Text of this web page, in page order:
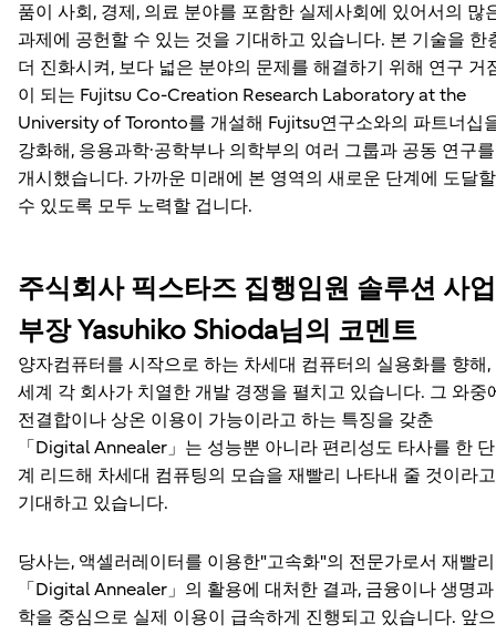
품이 사회, 경제, 의료 분야를 포함한 실제사회에 있어서의 많
과제에 공헌할 수 있는 것을 기대하고 있습니다. 본 기술을 한
더 진화시켜, 보다 넓은 분야의 문제를 해결하기 위해 연구 거
이 되는 Fujitsu Co-Creation Research Laboratory at the
University of Toronto를 개설해 Fujitsu연구소와의 파트너십
강화해, 응용과학·공학부나 의학부의 여러 그룹과 공동 연구를
개시했습니다. 가까운 미래에 본 영역의 새로운 단계에 도달할
수 있도록 모두 노력할 겁니다.
주식회사 픽스타즈 집행임원 솔루션 사업
부장 Yasuhiko Shioda님의 코멘트
양자컴퓨터를 시작으로 하는 차세대 컴퓨터의 실용화를 향해,
세계 각 회사가 치열한 개발 경쟁을 펼치고 있습니다. 그 와중
전결합이나 상온 이용이 가능이라고 하는 특징을 갖춘
「Digital Annealer」는 성능뿐 아니라 편리성도 타사를 한 단
계 리드해 차세대 컴퓨팅의 모습을 재빨리 나타내 줄 것이라고
기대하고 있습니다.
당사는, 액셀러레이터를 이용한"고속화"의 전문가로서 재빨리
「Digital Annealer」의 활용에 대처한 결과, 금융이나 생명과
학을 중심으로 실제 이용이 급속하게 진행되고 있습니다. 앞으